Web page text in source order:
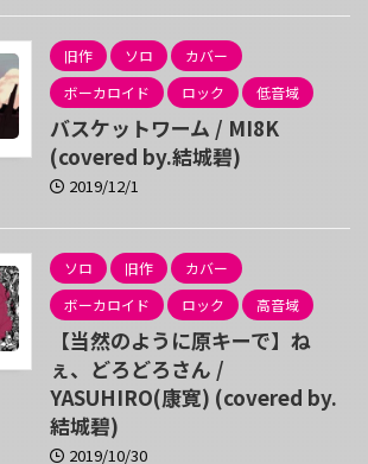
旧作 ソロ
カバー
ボーカロイド
ロック 低音域
バスケットワーム / MI8K
(covered by.結城碧)
2019/12/1
ソロ 旧作
カバー
ボーカロイド
ロック 高音域
【当然のように原キーで】ね
ぇ、どろどろさん /
YASUHIRO(康寛) (covered by.
結城碧)
2019/10/30